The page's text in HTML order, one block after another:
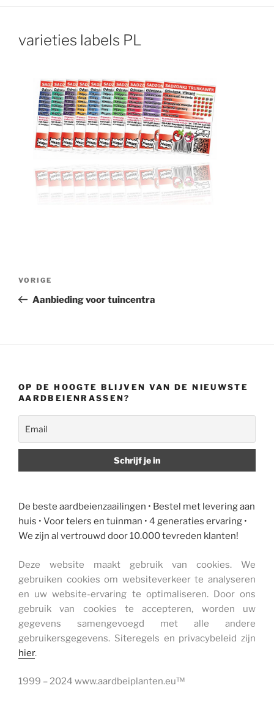
varieties labels PL
Vorig
bericht
VORIGE
Aanbieding voor tuincentra
OP DE HOOGTE BLIJVEN VAN DE NIEUWSTE
AARDBEIENRASSEN?
De beste aardbeienzaailingen • Bestel met levering aan
huis • Voor telers en tuinman • 4 generaties ervaring •
We zijn al vertrouwd door 10.000 tevreden klanten!
Deze website maakt gebruik van cookies. We
gebruiken cookies om websiteverkeer te analyseren
en uw website-ervaring te optimaliseren. Door ons
gebruik van cookies te accepteren, worden uw
gegevens samengevoegd met alle andere
gebruikersgegevens. Siteregels en privacybeleid zijn
hier.
1999 – 2024 www.aardbeiplanten.eu™